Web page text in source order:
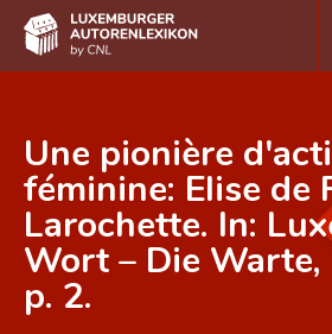
DE FR
Home
Autor(inn)en A-Z
Erweiterte Suche
Une pionière
féminine: Elise de
Larochette. In:
Wort – Die Warte,
p. 2.